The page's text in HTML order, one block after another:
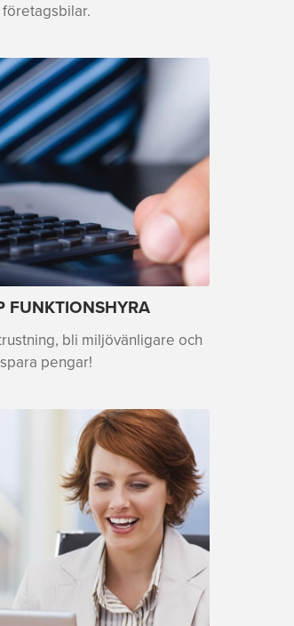
företagsbilar.
FUNKTIONSHYRA
bli miljövänligare och
spara pengar!